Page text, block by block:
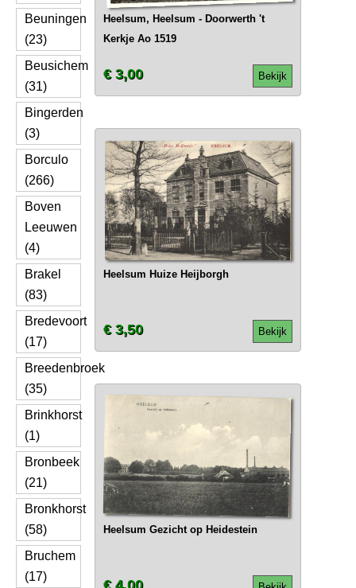
Beuningen
(23)
Beusichem
(31)
Bingerden
(3)
Borculo
(266)
Boven
Leeuwen
(4)
Brakel
(83)
Bredevoort
(17)
Breedenbroek
(35)
Brinkhorst
(1)
Bronbeek
(21)
Bronkhorst
(58)
Bruchem
(17)
Heelsum, Heelsum - Doorwerth 't
Kerkje Ao 1519
Bekijk
€ 3,00
Heelsum Huize Heijborgh
Bekijk
€ 3,50
Heelsum Gezicht op Heidestein
€ 4,00